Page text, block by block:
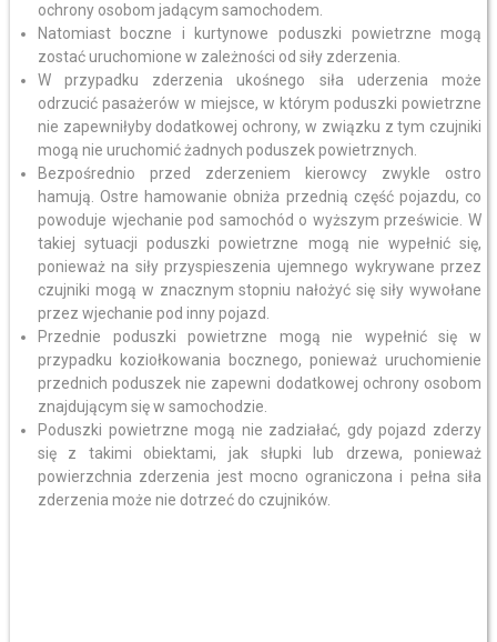
ochrony osobom jadącym samochodem.
Natomiast boczne i kurtynowe poduszki powietrzne mogą
zostać uruchomione w zależności od siły zderzenia.
W przypadku zderzenia ukośnego siła uderzenia może
odrzucić pasażerów w miejsce, w którym poduszki powietrzne
nie zapewniłyby dodatkowej ochrony, w związku z tym czujniki
mogą nie uruchomić żadnych poduszek powietrznych.
Bezpośrednio przed zderzeniem kierowcy zwykle ostro
hamują. Ostre hamowanie obniża przednią część pojazdu, co
powoduje wjechanie pod samochód o wyższym prześwicie. W
takiej sytuacji poduszki powietrzne mogą nie wypełnić się,
ponieważ na siły przyspieszenia ujemnego wykrywane przez
czujniki mogą w znacznym stopniu nałożyć się siły wywołane
przez wjechanie pod inny pojazd.
Przednie poduszki powietrzne mogą nie wypełnić się w
przypadku koziołkowania bocznego, ponieważ uruchomienie
przednich poduszek nie zapewni dodatkowej ochrony osobom
znajdującym się w samochodzie.
Poduszki powietrzne mogą nie zadziałać, gdy pojazd zderzy
się z takimi obiektami, jak słupki lub drzewa, ponieważ
powierzchnia zderzenia jest mocno ograniczona i pełna siła
zderzenia może nie dotrzeć do czujników.